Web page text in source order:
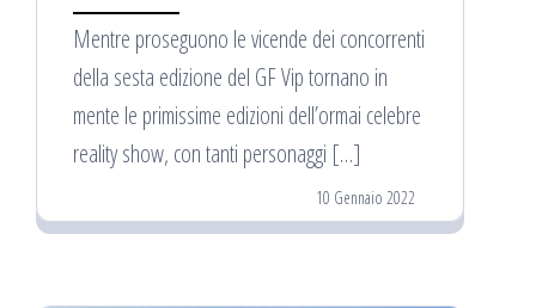
Mentre proseguono le vicende dei concorrenti
della sesta edizione del GF Vip tornano in
mente le primissime edizioni dell’ormai celebre
reality show, con tanti personaggi […]
10 Gennaio 2022